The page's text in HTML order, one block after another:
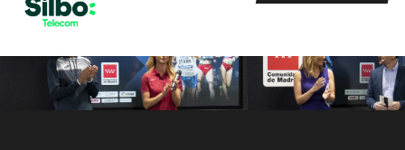
Programa
Clasificación
Circuito